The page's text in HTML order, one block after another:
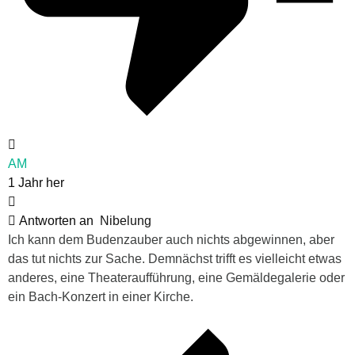
AM
1 Jahr her
Antworten an
Nibelung
Ich kann dem Budenzauber auch nichts abgewinnen, aber
das tut nichts zur Sache. Demnächst trifft es vielleicht etwas
anderes, eine Theateraufführung, eine Gemäldegalerie oder
ein Bach-Konzert in einer Kirche.